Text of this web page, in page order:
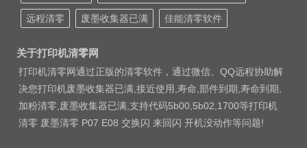
远程清零 废墨收集器已满 佳能清零软件
关于打印机清零网
打印机清零网通过正版的清零软件，通过微信、QQ远程协助解
决您打印机废墨收集器已满,接近使用,寿命,部件到期,寿命到期,
加粉清零,废墨收集器已满,支持代码5b00,5b02,1700等打印机
清零 废墨清零 P07 E08 交换闪 来回闪 开机没动作等问题!